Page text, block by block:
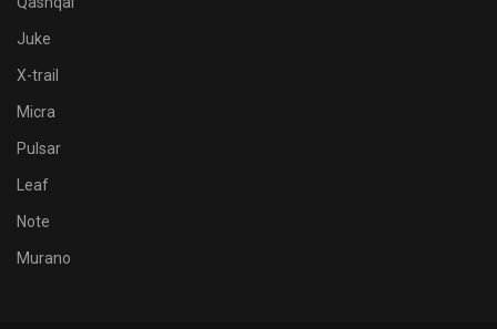
Juke
X-trail
Micra
Pulsar
Leaf
Note
Murano